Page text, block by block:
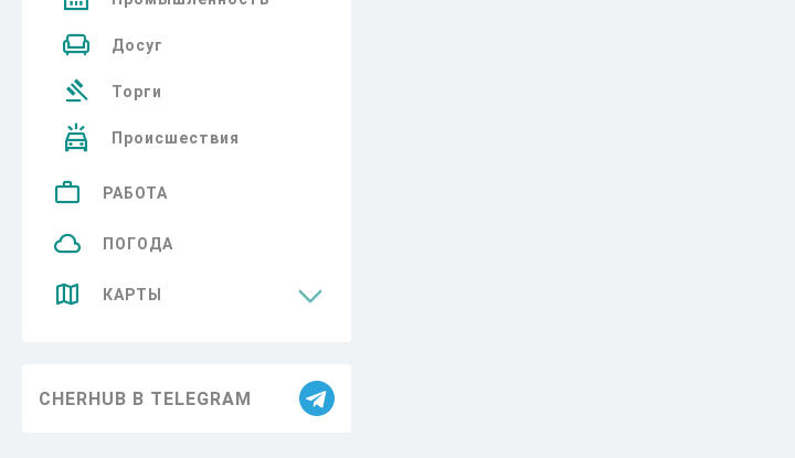
Досуг
Торги
Происшествия
РАБОТА
ПОГОДА
КАРТЫ
CHERHUB В TELEGRAM